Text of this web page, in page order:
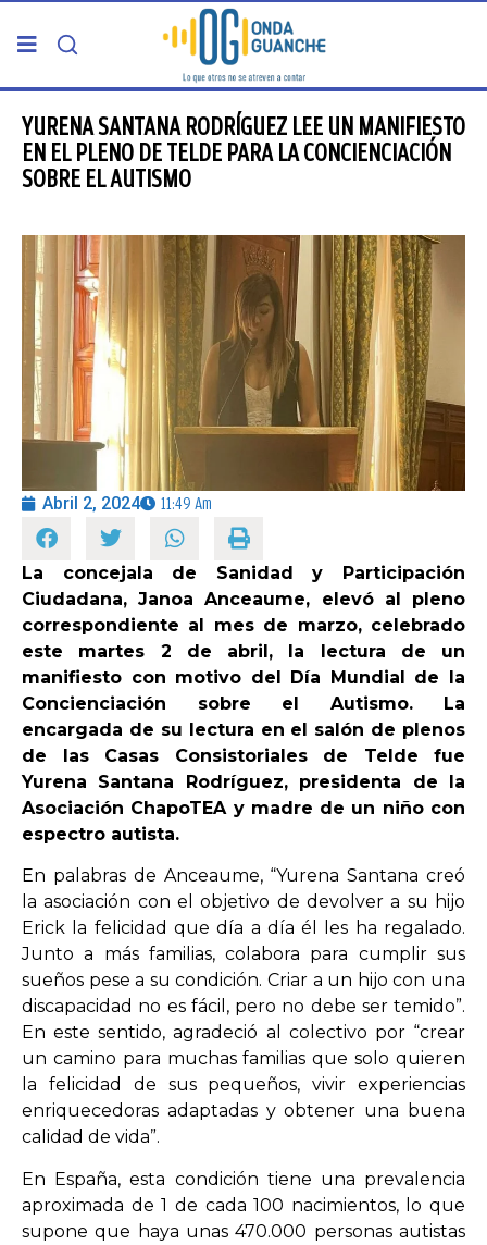
PORTADA
TELDE
GRAN CANARIA
CANARIAS
5ª COLUMNA
CARTAS DEL DIRECTOR
ENTREVISTAS
OPINIÓN
PROGRAMAS
YURENA SANTANA RODRÍGUEZ LEE UN MANIFIESTO
EN EL PLENO DE TELDE PARA LA CONCIENCIACIÓN
SOBRE EL AUTISMO
Abril 2, 2024 11:49 Am
La concejala de Sanidad y Participación
Ciudadana, Janoa Anceaume, elevó al pleno
correspondiente al mes de marzo, celebrado
este martes 2 de abril, la lectura de un
manifiesto con motivo del Día Mundial de la
Concienciación sobre el Autismo. La
encargada de su lectura en el salón de plenos
de las Casas Consistoriales de Telde fue
Yurena Santana Rodríguez, presidenta de la
Asociación ChapoTEA y madre de un niño con
espectro autista.
En palabras de Anceaume, “Yurena Santana creó
la asociación con el objetivo de devolver a su hijo
Erick la felicidad que día a día él les ha regalado.
Junto a más familias, colabora para cumplir sus
sueños pese a su condición. Criar a un hijo con una
discapacidad no es fácil, pero no debe ser temido”.
En este sentido, agradeció al colectivo por “crear
un camino para muchas familias que solo quieren
la felicidad de sus pequeños, vivir experiencias
enriquecedoras adaptadas y obtener una buena
calidad de vida”.
En España, esta condición tiene una prevalencia
aproximada de 1 de cada 100 nacimientos, lo que
supone que haya unas 470.000 personas autistas